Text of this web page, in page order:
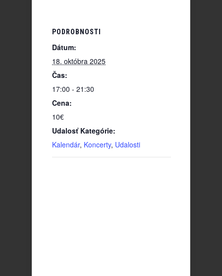
PODROBNOSTI
Dátum:
18. októbra 2025
Čas:
17:00 - 21:30
Cena:
10€
Udalosť Kategórie:
Kalendár, Koncerty, Udalosti